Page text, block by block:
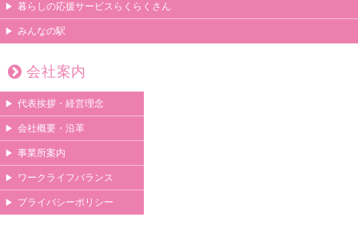
暮らしの応援サービスらくらくさん
みんなの駅
会社案内
代表挨拶・経営理念
会社概要・沿革
事業所案内
ワークライフバランス
プライバシーポリシー